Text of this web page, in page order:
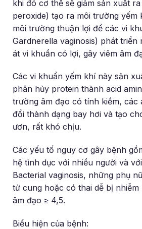
khi đó cơ thể sẽ giảm sản xuất
peroxide) tạo ra môi trường yếm
môi trường thuận lợi để các vi
Gardnerella vaginosis) phát triển
át vi khuẩn có lợi, gây viêm âm
Các vi khuẩn yếm khí này sản
phân hủy protein thành acid
trường âm đạo có tính kiềm, các
đổi thành dạng bay hơi và tạo
ươn, rất khó chịu.
Các yếu tố nguy cơ gây bệnh
hệ tình dục với nhiều người và
Bacterial vaginosis, những phụ
tử cung hoặc có thai dễ bị
âm đạo ≥ 4,5.
Biểu hiện của bệnh: